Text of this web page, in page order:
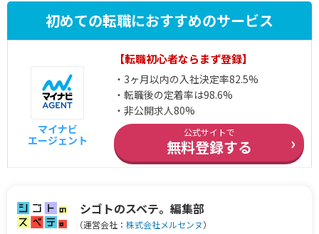
初めての転職におすすめのサービス
マイナビ
エージェント
【転職初心者ならまず登録】
・3ヶ月以内の入社決定率82.5%
・転職後の定着率は98.6%
・非公開求人80%
公式サイトで
無料登録する ›
シゴトのスベテ。編集部
（運営会社： 株式会社メルセンヌ）